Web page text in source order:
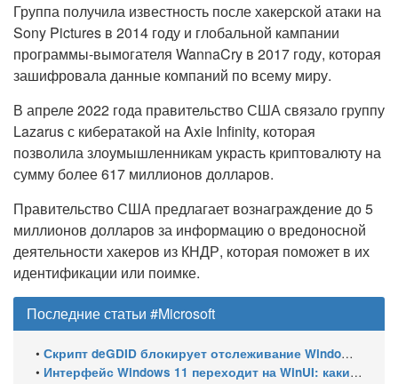
Группа получила известность после хакерской атаки на
Sony Pictures в 2014 году и глобальной кампании
программы-вымогателя WannaCry в 2017 году, которая
зашифровала данные компаний по всему миру.
В апреле 2022 года правительство США связало группу
Lazarus с кибератакой на Axie Infinity, которая
позволила злоумышленникам украсть криптовалюту на
сумму более 617 миллионов долларов.
Правительство США предлагает вознаграждение до 5
миллионов долларов за информацию о вредоносной
деятельности хакеров из КНДР, которая поможет в их
идентификации или поимке.
Последние статьи #Microsoft
• Скрипт deGDID блокирует отслеживание Windows по глобальному идентификатору устройства
• Интерфейс Windows 11 переходит на WinUI: какие системные элементы обновит Microsoft